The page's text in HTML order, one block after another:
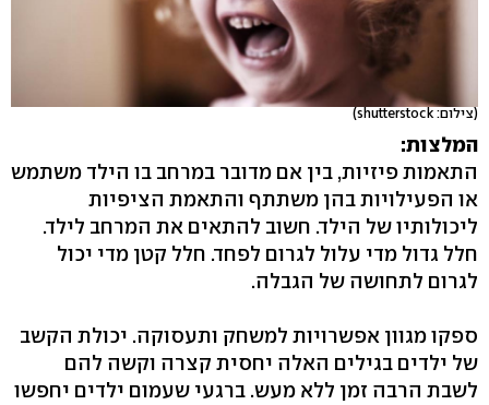
(צילום: shutterstock)
המלצות:
התאמות פיזיות, בין אם מדובר במרחב בו הילד משתמש
או הפעילויות בהן משתתף והתאמת הציפיות
ליכולותיו של הילד. חשוב להתאים את המרחב לילד.
חלל גדול מדי עלול לגרום לפחד. חלל קטן מדי יכול
לגרום לתחושה של הגבלה.
ספקו מגוון אפשרויות למשחק ותעסוקה. יכולת הקשב
של ילדים בגילים האלה יחסית קצרה וקשה להם
לשבת הרבה זמן ללא מעש. ברגעי שעמום ילדים יחפשו